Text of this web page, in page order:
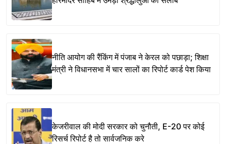
नीति आयोग की रैंकिंग में पंजाब ने केरल को पछाड़ा; शिक्षा
मंत्री ने विधानसभा में चार सालों का रिपोर्ट कार्ड पेश किया
केजरीवाल की मोदी सरकार को चुनौती, E-20 पर कोई
रिसर्च रिपोर्ट है तो सार्वजनिक करे